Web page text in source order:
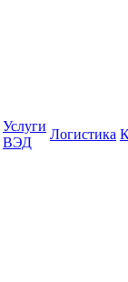
Услуги
ВЭД
Логистика